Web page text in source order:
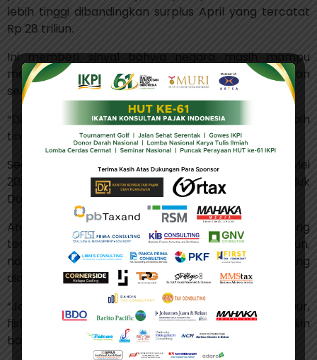
lebih tinggi dibandingkan surplus April yang tercatat
Rp 28 triliun.
Ini memberi sinyal bahwa negara masih mampu
menutup belanja non-bunga utang dari pendapatan
sendiri.
“Di bulan Mei juga primary surplusnya positif lagi, lebih
tinggi dibanding bulan April,” kata Purbaya.
Secara keseluruhan, defisit APBN hingga akhir Mei
2026 diperkirakan berada di kisaran 0,7% dari Produk
Domestik Bruto (PDB).
Angka ini sedikit lebih lebar dari defisit April yang
terealisasi 0,64% PDB atau setara Rp164,4 triliun,
namun masih jauh di bawah batas aman 3% yang
diamanatkan undang-undang.
“Jadi kalau ada isu pemerintah kebijakannya ngaur,
fiskalnya ugal-ugalan, enggak begitu. Kita makin
bagus,” katanya.